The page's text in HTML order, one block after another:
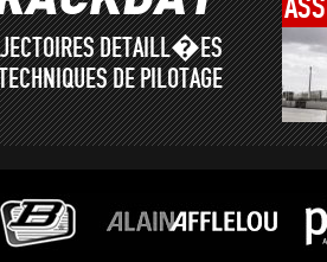
DETAILL�ES
DE PILOTAGE